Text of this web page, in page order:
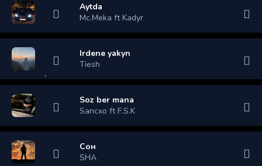
Aytda
Mc.Meka ft Kadyr
Irdene yakyn
Tiesh
Soz ber mana
Sancxo ft F.S.K
Сон
SHA